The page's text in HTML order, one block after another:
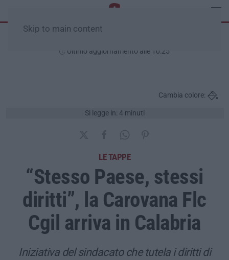
Skip to main content
Ultimo aggiornamento alle 10:25
Si legge in: 4 minuti
Cambia colore:
LE TAPPE
“Stesso Paese, stessi
diritti”, la Carovana Flc
Cgil arriva in Calabria
Iniziativa del sindacato che tutela i diritti di